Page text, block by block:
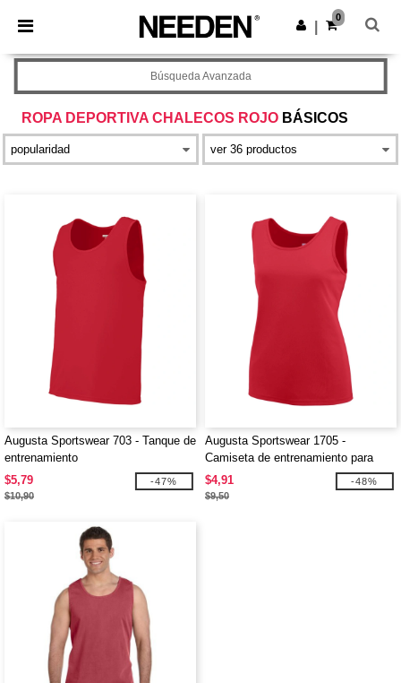
× App de Needen
¡Mejores precios en app!
Descargar app
0
ROPA DEPORTIVA CHALECOS ROJO BÁSICOS
Búsqueda Avanzada
Augusta Sportswear 703 - Tanque de
entrenamiento
$5,79
$10,90
-47%
Augusta Sportswear 1705 -
Camiseta de entrenamiento para
mujer
$4,91
$9,50
-48%